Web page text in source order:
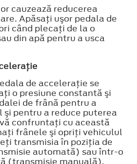
cauzează reducerea
Apăsaţi uşor pedala de
când plecaţi de la o
din apă pentru a usca
de acceleraţie se
o presiune constantă şi
de frână pentru a
pentru a reduce puterea
confruntaţi cu această
frânele şi opriţi vehiculul
transmisia în poziţia de
automată) sau într-o
(transmisie manuală),